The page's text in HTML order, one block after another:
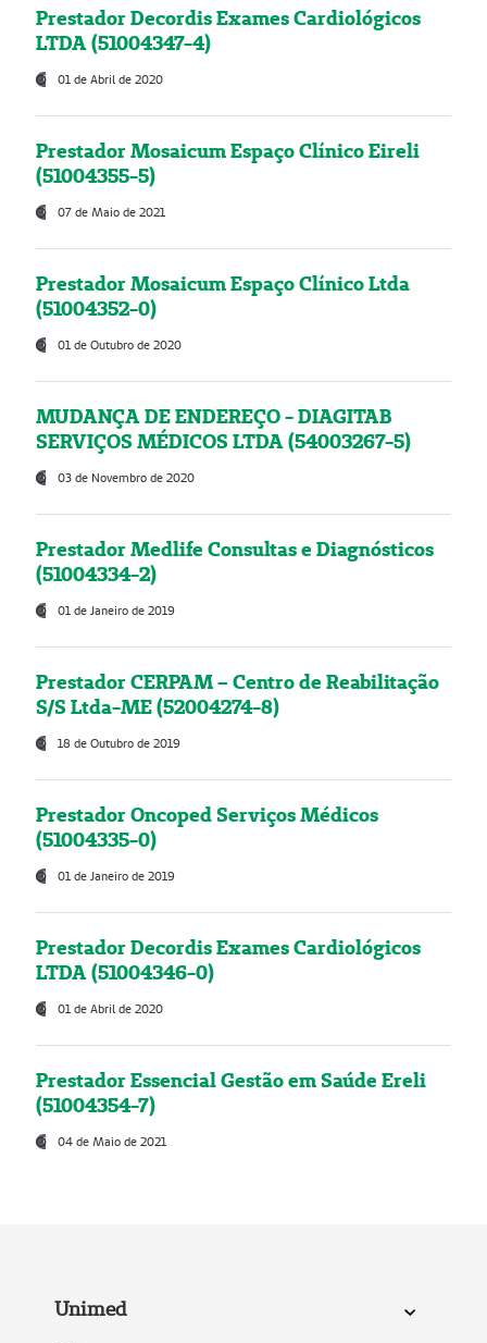
Prestador Decordis Exames Cardiológicos
LTDA (51004347-4)
01 de Abril de 2020
Prestador Mosaicum Espaço Clínico Eireli
(51004355-5)
07 de Maio de 2021
Prestador Mosaicum Espaço Clínico Ltda
(51004352-0)
01 de Outubro de 2020
MUDANÇA DE ENDEREÇO - DIAGITAB
SERVIÇOS MÉDICOS LTDA (54003267-5)
03 de Novembro de 2020
Prestador Medlife Consultas e Diagnósticos
(51004334-2)
01 de Janeiro de 2019
Prestador CERPAM – Centro de Reabilitação
S/S Ltda-ME (52004274-8)
18 de Outubro de 2019
Prestador Oncoped Serviços Médicos
(51004335-0)
01 de Janeiro de 2019
Prestador Decordis Exames Cardiológicos
LTDA (51004346-0)
01 de Abril de 2020
Prestador Essencial Gestão em Saúde Ereli
(51004354-7)
04 de Maio de 2021
Unimed